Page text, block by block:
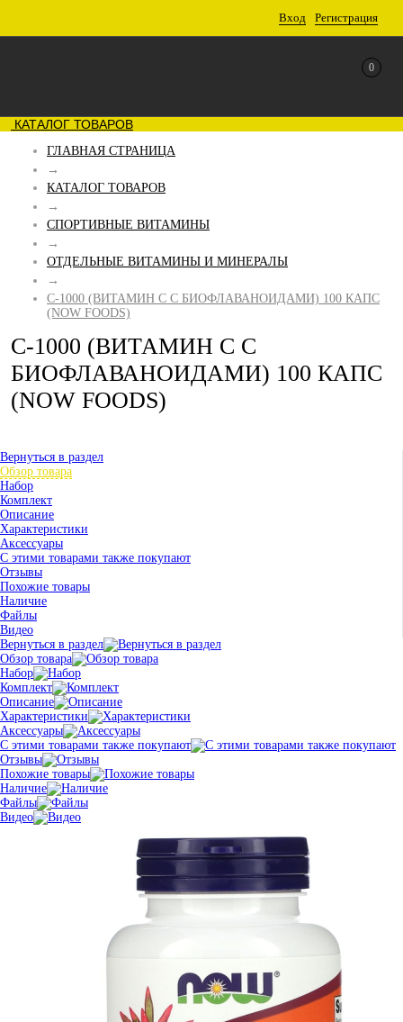
Вход Регистрация
0
КАТАЛОГ ТОВАРОВ
ГЛАВНАЯ СТРАНИЦА
→
КАТАЛОГ ТОВАРОВ
→
СПОРТИВНЫЕ ВИТАМИНЫ
→
ОТДЕЛЬНЫЕ ВИТАМИНЫ И МИНЕРАЛЫ
→
C-1000 (ВИТАМИН С С БИОФЛАВАНОИДАМИ) 100 КАПС
(NOW FOODS)
C-1000 (ВИТАМИН С С
БИОФЛАВАНОИДАМИ) 100 КАПС
(NOW FOODS)
Вернуться в раздел
Обзор товара
Набор
Комплект
Описание
Характеристики
Аксессуары
С этими товарами также покупают
Отзывы
Похожие товары
Наличие
Файлы
Видео
Вернуться в раздел
Обзор товара
Набор
Комплект
Описание
Характеристики
Аксессуары
С этими товарами также покупают
Отзывы
Похожие товары
Наличие
Файлы
Видео